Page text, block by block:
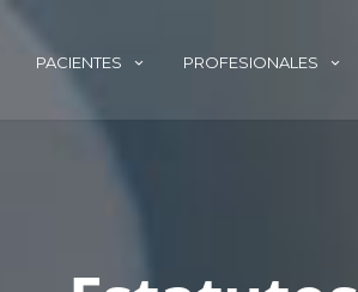
PACIENTES PROFESIONALES